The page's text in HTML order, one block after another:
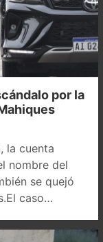
por la
la cuenta
nombre del
se quejó
caso…